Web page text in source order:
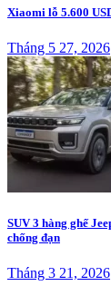
Xiaomi lỗ 5.600
Tháng 5 27, 2026
SUV 3 hàng ghế
chống đạn
Tháng 3 21, 2026